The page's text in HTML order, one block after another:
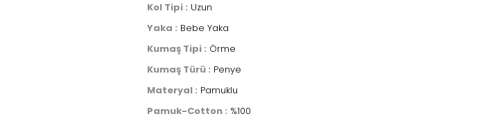
Kol Tipi : Uzun
Yaka : Bebe Yaka
Kumaş Tipi : Örme
Kumaş Türü : Penye
Materyal : Pamuklu
Pamuk-Cotton : %100